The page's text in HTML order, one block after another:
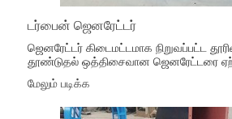
டர்பைன் ஜெனரேட்டர்
ஜெனரேட்டர் கிடைமட்டமாக நிறுவப்பட்ட
தூண்டுதல் ஒத்திசைவான ஜெனரேட்டரை
மேலும் படிக்க